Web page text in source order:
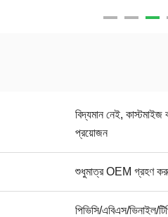
বিদ্যমান নেই, কাস্টমাইজ
প্রয়োজন
শুধুমাত্র OEM গ্রহণ
পিভিসি/এবিএস/ভিনাইল/